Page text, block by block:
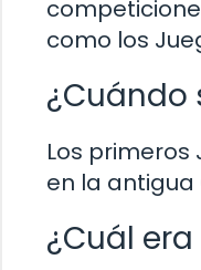
como los
¿Cuándo
Los primeros
en la antigua
¿Cuál